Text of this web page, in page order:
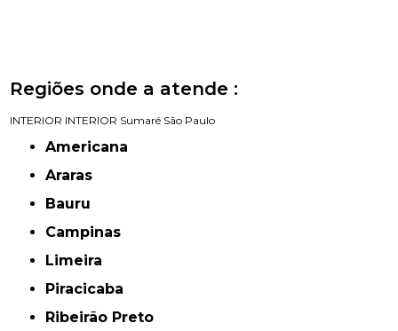
Regiões onde a atende :
INTERIOR INTERIOR Sumaré São Paulo
Americana
Araras
Bauru
Campinas
Limeira
Piracicaba
Ribeirão Preto